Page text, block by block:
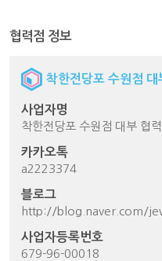
협력점 정보
착한전당포 수원점 대
사업자명
착한전당포 수원점 대부 협
카카오톡
a2223374
블로그
http://blog.naver.com/
사업자등록번호
679-96-00018